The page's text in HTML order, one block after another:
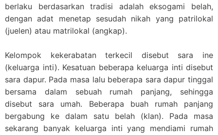
berlaku berdasarkan tradisi adalah eksogami belah,
dengan adat menetap sesudah nikah yang patrilokal
(juelen) atau matrilokal (angkap).
Kelompok kekerabatan terkecil disebut sara ine
(keluarga inti). Kesatuan beberapa keluarga inti disebut
sara dapur. Pada masa lalu beberapa sara dapur tinggal
bersama dalam sebuah rumah panjang, sehingga
disebut sara umah. Beberapa buah rumah panjang
bergabung ke dalam satu belah (klan). Pada masa
sekarang banyak keluarga inti yang mendiami rumah